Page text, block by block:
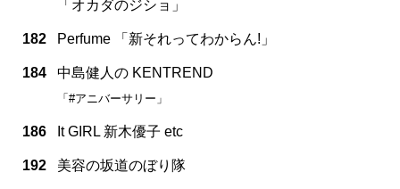
「オカダのジショ」
182 Perfume 「新それってわからん!」
184 中島健人の KENTREND
「#アニバーサリー」
186 It GIRL 新木優子 etc
192 美容の坂道のぼり隊